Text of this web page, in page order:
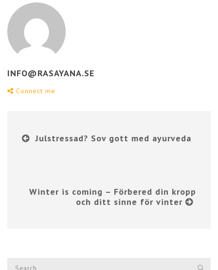
INFO@RASAYANA.SE
Connect me
Julstressad? Sov gott med ayurveda
Winter is coming – Förbered din kropp
och ditt sinne för vinter